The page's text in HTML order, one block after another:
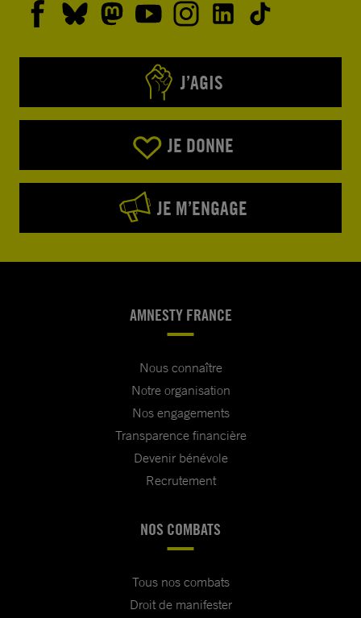
J’AGIS
JE DONNE
JE M’ENGAGE
AMNESTY FRANCE
Nous connaître
Notre organisation
Nos engagements
Transparence financière
Devenir bénévole
Recrutement
NOS COMBATS
Tous nos combats
Droit de manifester